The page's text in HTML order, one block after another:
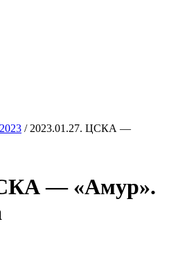
/ 2023.01.27. ЦСКА —
— «Амур».